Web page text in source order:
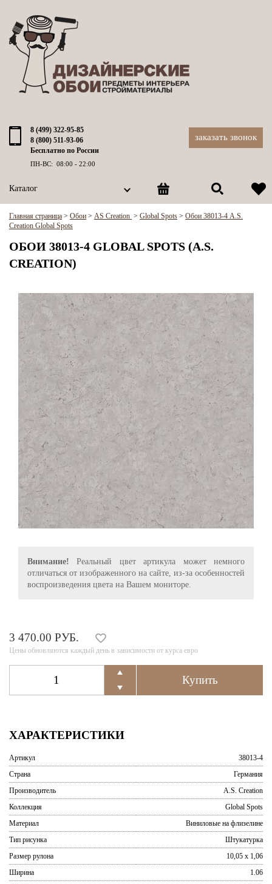
8 (499) 322-95-85
8 (800) 511-93-06
Бесплатно по России
ПН-ВС: 08:00 - 22:00
заказать звонок
Каталог
Главная страница > Обои > AS Creation > Global Spots > Обои 38013-4 A.S.
Creation Global Spots
ОБОИ 38013-4 GLOBAL SPOTS (A.S.
CREATION)
Внимание! Реальный цвет артикула может немного
отличаться от изображенного на сайте, из-за особенностей
воспроизведения цвета на Вашем мониторе.
3 470.00 РУБ.
Цены обновляются каждый день в зависимости от курса евро
ХАРАКТЕРИСТИКИ
Артикул
38013-4
Страна
Германия
Производитель
A.S. Creation
Коллекция
Global Spots
Материал
Виниловые на флизелине
Тип рисунка
Штукатурка
Размер рулона
10,05 x 1,06
Ширина
1.06